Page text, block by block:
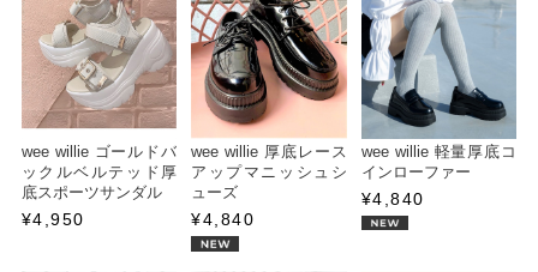
wee willie ゴールドバ
ックルベルテッド厚
底スポーツサンダル
¥4,950
wee willie 厚底レース
アップマニッシュシ
ューズ
¥4,840
wee willie 軽量厚底コ
インローファー
¥4,840